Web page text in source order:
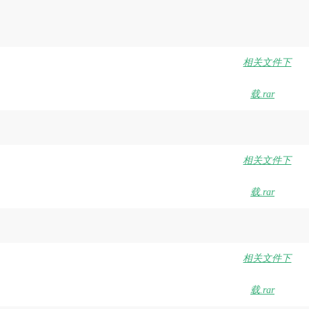
相关文件下
载.rar
相关文件下
载.rar
相关文件下
载.rar